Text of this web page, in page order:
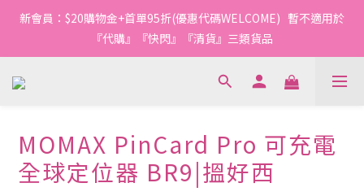
新會員：$20購物金+首單95折(優惠代碼WELCOME)   暫不適用於
『代購』『快閃』『清貨』三類貨品
MOMAX PinCard Pro 可充電
全球定位器 BR9|搵好西